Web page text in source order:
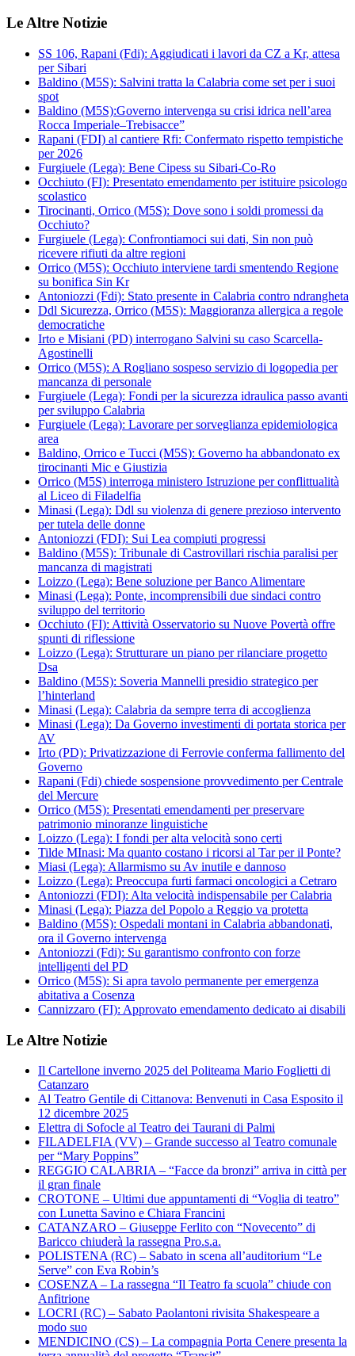
Le Altre Notizie
SS 106, Rapani (Fdi): Aggiudicati i lavori da CZ a Kr, attesa
per Sibari
Baldino (M5S): Salvini tratta la Calabria come set per i suoi
spot
Baldino (M5S):Governo intervenga su crisi idrica nell’area
Rocca Imperiale–Trebisacce”
Rapani (FDI) al cantiere Rfi: Confermato rispetto tempistiche
per 2026
Furgiuele (Lega): Bene Cipess su Sibari-Co-Ro
Occhiuto (FI): Presentato emendamento per istituire psicologo
scolastico
Tirocinanti, Orrico (M5S): Dove sono i soldi promessi da
Occhiuto?
Furgiuele (Lega): Confrontiamoci sui dati, Sin non può
ricevere rifiuti da altre regioni
Orrico (M5S): Occhiuto interviene tardi smentendo Regione
su bonifica Sin Kr
Antoniozzi (Fdi): Stato presente in Calabria contro ndrangheta
Ddl Sicurezza, Orrico (M5S): Maggioranza allergica a regole
democratiche
Irto e Misiani (PD) interrogano Salvini su caso Scarcella-
Agostinelli
Orrico (M5S): A Rogliano sospeso servizio di logopedia per
mancanza di personale
Furgiuele (Lega): Fondi per la sicurezza idraulica passo avanti
per sviluppo Calabria
Furgiuele (Lega): Lavorare per sorveglianza epidemiologica
area
Baldino, Orrico e Tucci (M5S): Governo ha abbandonato ex
tirocinanti Mic e Giustizia
Orrico (M5S) interroga ministero Istruzione per conflittualità
al Liceo di Filadelfia
Minasi (Lega): Ddl su violenza di genere prezioso intervento
per tutela delle donne
Antoniozzi (FDI): Sui Lea compiuti progressi
Baldino (M5S): Tribunale di Castrovillari rischia paralisi per
mancanza di magistrati
Loizzo (Lega): Bene soluzione per Banco Alimentare
Minasi (Lega): Ponte, incomprensibili due sindaci contro
sviluppo del territorio
Occhiuto (FI): Attività Osservatorio su Nuove Povertà offre
spunti di riflessione
Loizzo (Lega): Strutturare un piano per rilanciare progetto
Dsa
Baldino (M5S): Soveria Mannelli presidio strategico per
l’hinterland
Minasi (Lega): Calabria da sempre terra di accoglienza
Minasi (Lega): Da Governo investimenti di portata storica per
AV
Irto (PD): Privatizzazione di Ferrovie conferma fallimento del
Governo
Rapani (Fdi) chiede sospensione provvedimento per Centrale
del Mercure
Orrico (M5S): Presentati emendamenti per preservare
patrimonio minoranze linguistiche
Loizzo (Lega): I fondi per alta velocità sono certi
Tilde MInasi: Ma quanto costano i ricorsi al Tar per il Ponte?
Miasi (Lega): Allarmismo su Av inutile e dannoso
Loizzo (Lega): Preoccupa furti farmaci oncologici a Cetraro
Antoniozzi (FDI): Alta velocità indispensabile per Calabria
Minasi (Lega): Piazza del Popolo a Reggio va protetta
Baldino (M5S): Ospedali montani in Calabria abbandonati,
ora il Governo intervenga
Antoniozzi (Fdi): Su garantismo confronto con forze
intelligenti del PD
Orrico (M5S): Si apra tavolo permanente per emergenza
abitativa a Cosenza
Cannizzaro (FI): Approvato emendamento dedicato ai disabili
Le Altre Notizie
Il Cartellone inverno 2025 del Politeama Mario Foglietti di
Catanzaro
Al Teatro Gentile di Cittanova: Benvenuti in Casa Esposito il
12 dicembre 2025
Elettra di Sofocle al Teatro dei Taurani di Palmi
FILADELFIA (VV) – Grande successo al Teatro comunale
per “Mary Poppins”
REGGIO CALABRIA – “Facce da bronzi” arriva in città per
il gran finale
CROTONE – Ultimi due appuntamenti di “Voglia di teatro”
con Lunetta Savino e Chiara Francini
CATANZARO – Giuseppe Ferlito con “Novecento” di
Baricco chiuderà la rassegna Pro.s.a.
POLISTENA (RC) – Sabato in scena all’auditorium “Le
Serve” con Eva Robin’s
COSENZA – La rassegna “Il Teatro fa scuola” chiude con
Anfitrione
LOCRI (RC) – Sabato Paolantoni rivisita Shakespeare a
modo suo
MENDICINO (CS) – La compagnia Porta Cenere presenta la